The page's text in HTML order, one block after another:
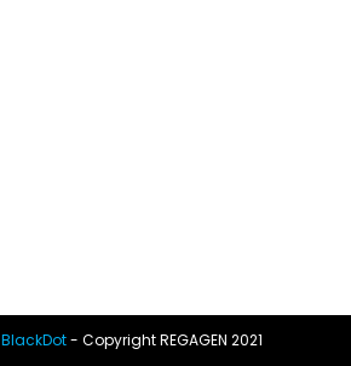
BlackDot- Copyright REGAGEN 2021